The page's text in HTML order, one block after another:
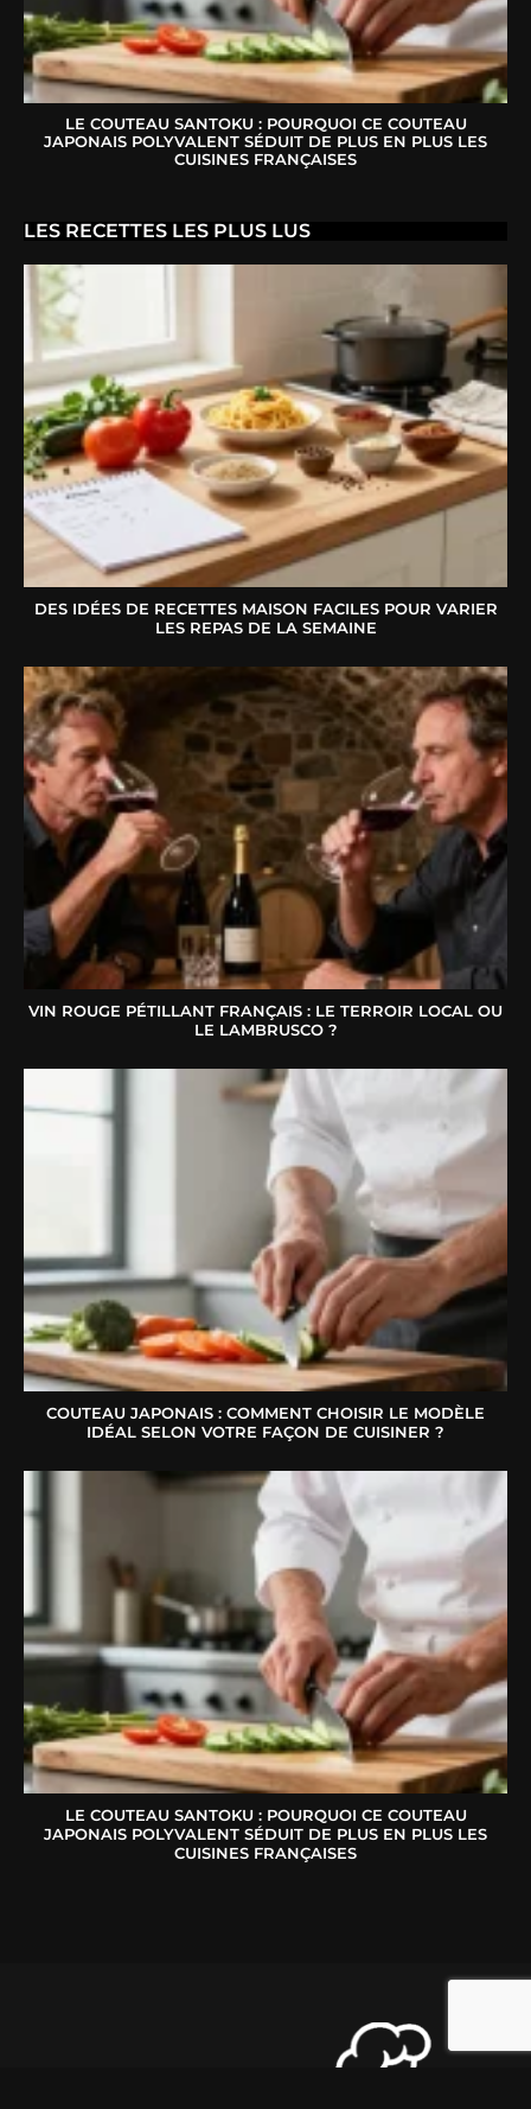
LE COUTEAU SANTOKU : POURQUOI CE COUTEAU
JAPONAIS POLYVALENT SÉDUIT DE PLUS EN PLUS LES
CUISINES FRANÇAISES
LES RECETTES LES PLUS LUS
DES IDÉES DE RECETTES MAISON FACILES POUR VARIER
LES REPAS DE LA SEMAINE
VIN ROUGE PÉTILLANT FRANÇAIS : LE TERROIR LOCAL OU
LE LAMBRUSCO ?
COUTEAU JAPONAIS : COMMENT CHOISIR LE MODÈLE
IDÉAL SELON VOTRE FAÇON DE CUISINER ?
LE COUTEAU SANTOKU : POURQUOI CE COUTEAU
JAPONAIS POLYVALENT SÉDUIT DE PLUS EN PLUS LES
CUISINES FRANÇAISES